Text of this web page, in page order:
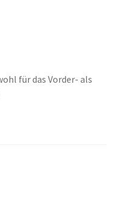
für das Vorder- als